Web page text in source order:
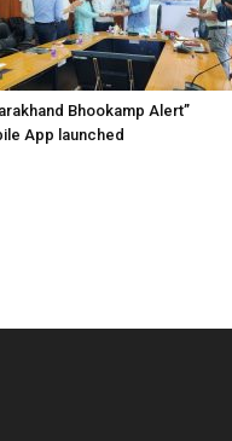
Bhookamp Alert”
App launched